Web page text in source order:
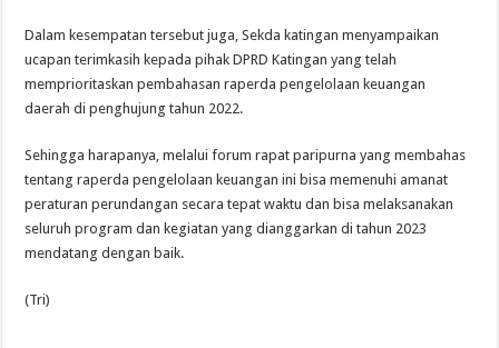
Dalam kesempatan tersebut juga, Sekda katingan menyampaikan
ucapan terimkasih kepada pihak DPRD Katingan yang telah
memprioritaskan pembahasan raperda pengelolaan keuangan
daerah di penghujung tahun 2022.
Sehingga harapanya, melalui forum rapat paripurna yang membahas
tentang raperda pengelolaan keuangan ini bisa memenuhi amanat
peraturan perundangan secara tepat waktu dan bisa melaksanakan
seluruh program dan kegiatan yang dianggarkan di tahun 2023
mendatang dengan baik.
(Tri)